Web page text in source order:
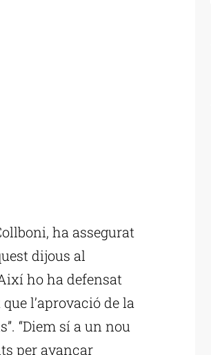
ha assegurat
dijous al
ho ha defensat
l’aprovació de la
“Diem sí a un nou
per avançar